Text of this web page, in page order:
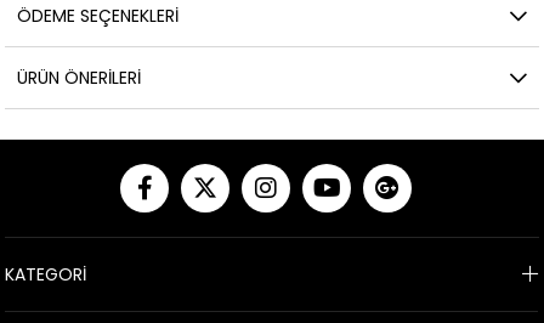
ÖDEME SEÇENEKLERI
ÜRÜN ÖNERILERI
KATEGORİ